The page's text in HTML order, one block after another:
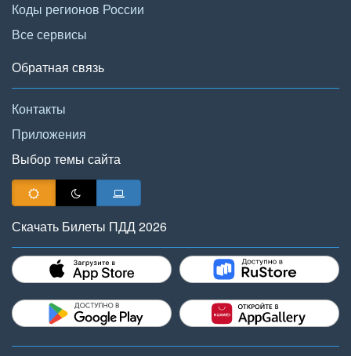
Коды регионов России
Все сервисы
Обратная связь
Контакты
Приложения
Выбор темы сайта
Скачать Билеты ПДД 2026